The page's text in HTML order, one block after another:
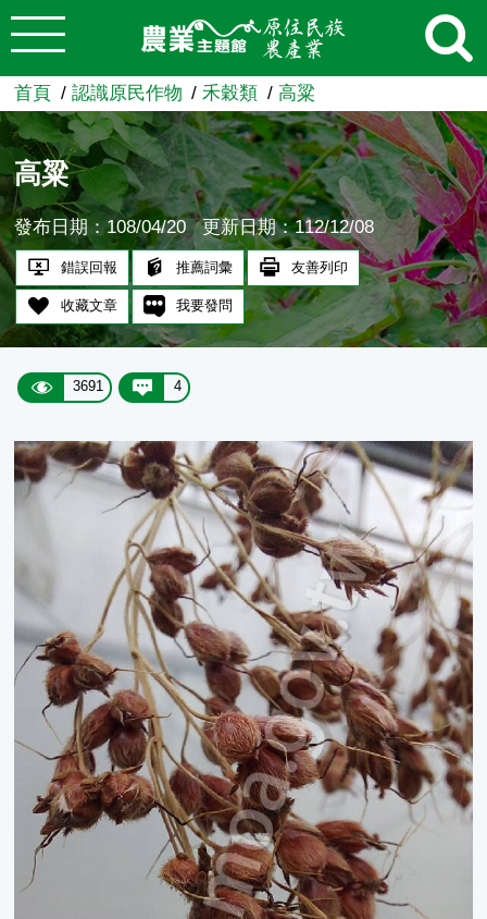
跳到主要內容
農業知識入口網
首頁 認識原民作物 禾穀類 高粱
高粱
發布日期：108/04/20 更新日期：112/12/08
錯誤回報 推薦詞彙 友善列印
收藏文章 我要發問
3691 4